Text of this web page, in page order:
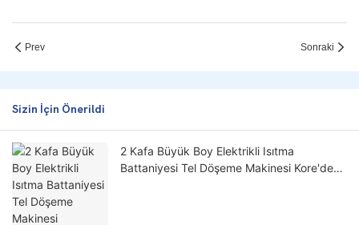
Prev Sonraki
Sizin İçin Önerildi
2 Kafa Büyük Boy Elektrikli Isıtma
Battaniyesi Tel Döşeme Makinesi Kore'de